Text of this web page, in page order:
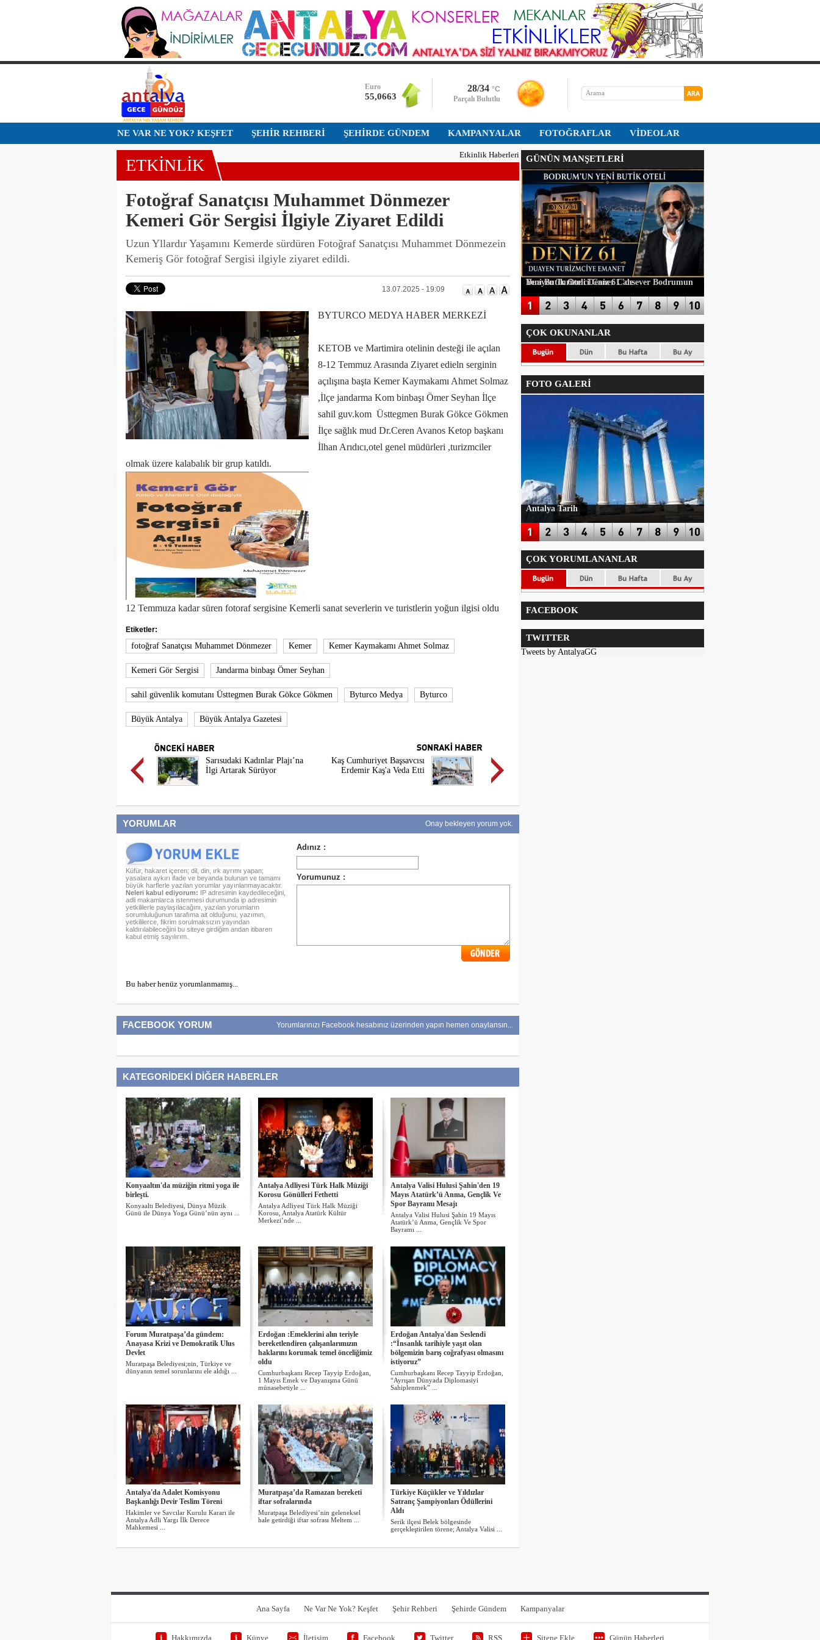
Dolar
47,5948
Euro
55,0663
Altın
6.533,141
Bist-100
13.722,880
28/34 °C
Parçalı Bulutlu
NE VAR NE YOK? KEŞFET ŞEHİR REHBERİ ŞEHİRDE GÜNDEM KAMPANYALAR FOTOĞRAFLAR VİDEOLAR
Etkinlik Haberleri
ETKİNLİK
Fotoğraf Sanatçısı Muhammet Dönmezer
Kemeri Gör Sergisi İlgiyle Ziyaret Edildi
Uzun Yllardır Yaşamını Kemerde sürdüren Fotoğraf Sanatçısı Muhammet Dönmezein
Kemeriş Gör fotoğraf Sergisi ilgiyle ziyaret edildi.
13.07.2025 - 19:09
BYTURCO MEDYA HABER MERKEZİ
KETOB ve Martimira otelinin desteği ile açılan
8-12 Temmuz Arasında Ziyaret edieln serginin
açılışına başta Kemer Kaymakamı Ahmet Solmaz
,İlçe jandarma Kom binbaşı Ömer Seyhan İlçe
sahil guv.kom Üsttegmen Burak Gökce Gökmen
İlçe sağlık mud Dr.Ceren Avanos Ketop başkanı
İlhan Arıdıcı,otel genel müdürleri ,turizmciler
olmak üzere kalabalık bir grup katıldı.
12 Temmuza kadar süren fotoraf sergisine Kemerli sanat severlerin ve turistlerin yoğun ilgisi oldu
Etiketler:
fotoğraf Sanatçısı Muhammet Dönmezer Kemer Kemer Kaymakamı Ahmet Solmaz
Kemeri Gör Sergisi Jandarma binbaşı Ömer Seyhan
sahil güvenlik komutanı Üsttegmen Burak Gökce Gökmen Byturco Medya Byturco
Büyük Antalya Büyük Antalya Gazetesi
Sarısudaki Kadınlar Plajı’na
İlgi Artarak Sürüyor
Kaş Cumhuriyet Başsavcısı
Erdemir Kaş'a Veda Etti
YORUMLAR Onay bekleyen yorum yok.
Küfür, hakaret içeren; dil, din, ırk ayrımı yapan;
yasalara aykırı ifade ve beyanda bulunan ve tamamı
büyük harflerle yazılan yorumlar yayınlanmayacaktır.
Neleri kabul ediyorum: IP adresimin kaydedileceğini,
adli makamlarca istenmesi durumunda ip adresimin
yetkililerle paylaşılacağını, yazılan yorumların
sorumluluğunun tarafıma ait olduğunu, yazımın,
yetkililerce, fikrim sorulmaksızın yayından
kaldırılabileceğini bu siteye girdiğim andan itibaren
kabul etmiş sayılırım.
Bu haber henüz yorumlanmamış...
FACEBOOK YORUM Yorumlarınızı Facebook hesabınız üzerinden yapın hemen onaylansın...
KATEGORİDEKİ DİĞER HABERLER
Konyaaltın'da müziğin ritmi yoga ile
birleşti.
Konyaaltı Belediyesi, Dünya Müzik
Günü ile Dünya Yoga Günü’nün aynı ...
Antalya Adliyesi Türk Halk Müziği
Korosu Gönülleri Fethetti
Antalya Adliyesi Türk Halk Müziği
Korosu, Antalya Atatürk Kültür
Merkezi’nde ...
Antalya Valisi Hulusi Şahin'den 19
Mayıs Atatürk’ü Anma, Gençlik Ve
Spor Bayramı Mesajı
Antalya Valisi Hulusi Şahin 19 Mayıs
Atatürk’ü Anma, Gençlik Ve Spor
Bayramı ...
Forum Muratpaşa’da gündem:
Anayasa Krizi ve Demokratik Ulus
Devlet
Muratpaşa Belediyesi;nin, Türkiye ve
dünyanın temel sorunlarını ele aldığı ...
Erdoğan :Emeklerini alın teriyle
bereketlendiren çalışanlarımızın
haklarını korumak temel önceliğimiz
oldu
Cumhurbaşkanı Recep Tayyip Erdoğan,
1 Mayıs Emek ve Dayanışma Günü
münasebetiyle ...
Erdoğan Antalya'dan Seslendi
:“İnsanlık tarihiyle yaşıt olan
bölgemizin barış coğrafyası olmasını
istiyoruz”
Cumhurbaşkanı Recep Tayyip Erdoğan,
“Ayrışan Dünyada Diplomasiyi
Sahiplenmek” ...
Antalya'da Adalet Komisyonu
Başkanlığı Devir Teslim Töreni
Hakimler ve Savcılar Kurulu Kararı ile
Antalya Adli Yargı İlk Derece
Mahkemesi ...
Muratpaşa’da Ramazan bereketi
iftar sofralarında
Muratpaşa Belediyesi’nin geleneksel
hale getirdiği iftar sofrası Meltem ...
Türkiye Küçükler ve Yıldızlar
Satranç Şampiyonları Ödüllerini
Aldı
Serik ilçesi Belek bölgesinde
gerçekleştirilen törene; Antalya Valisi ...
GÜNÜN MANŞETLERİ
Duayen Turizmci Caner Cansever Bodrumun Yeni Butik Oteli Deniz 61 'de
ÇOK OKUNANLAR
FOTO GALERİ
Antalya Tarih
ÇOK YORUMLANANLAR
FACEBOOK
TWITTER
Tweets by AntalyaGG
Ana Sayfa Ne Var Ne Yok? Keşfet Şehir Rehberi Şehirde Gündem Kampanyalar
Hakkımızda Künye İletişim Facebook Twitter RSS Sitene Ekle Günün Haberleri